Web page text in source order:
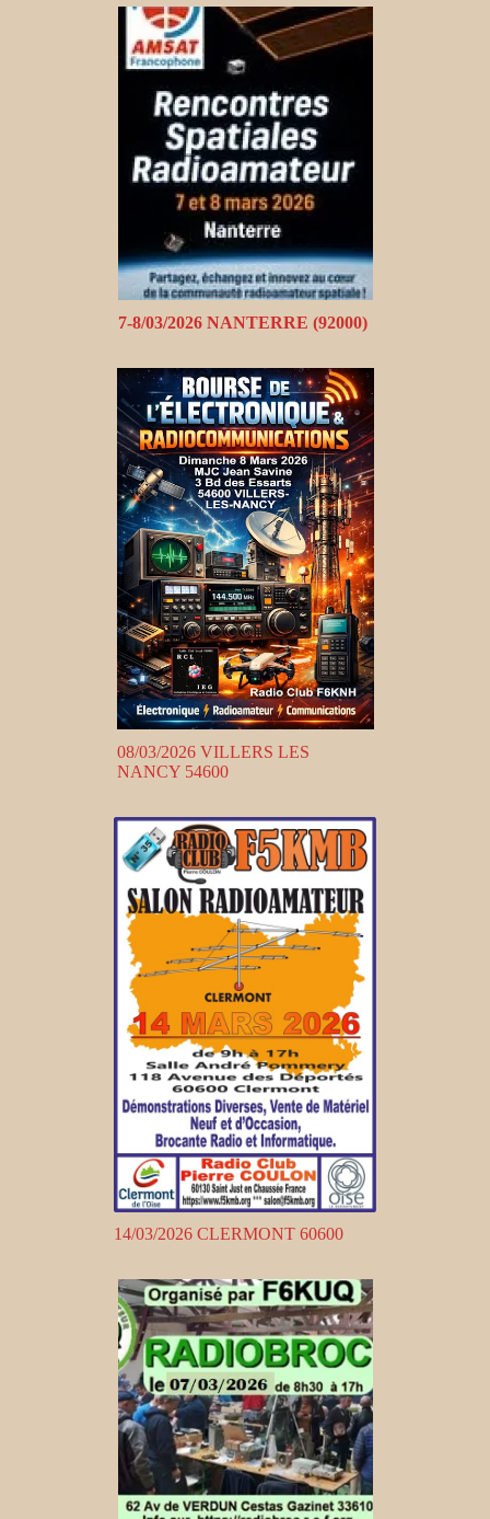
7-8/03/2026 NANTERRE (92000)
08/03/2026 VILLERS LES
NANCY 54600
14/03/2026 CLERMONT 60600